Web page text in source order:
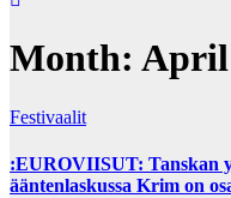
Month: April
Festivaalit
:EUROVIISUT: Tanskan
ääntenlaskussa Krim on